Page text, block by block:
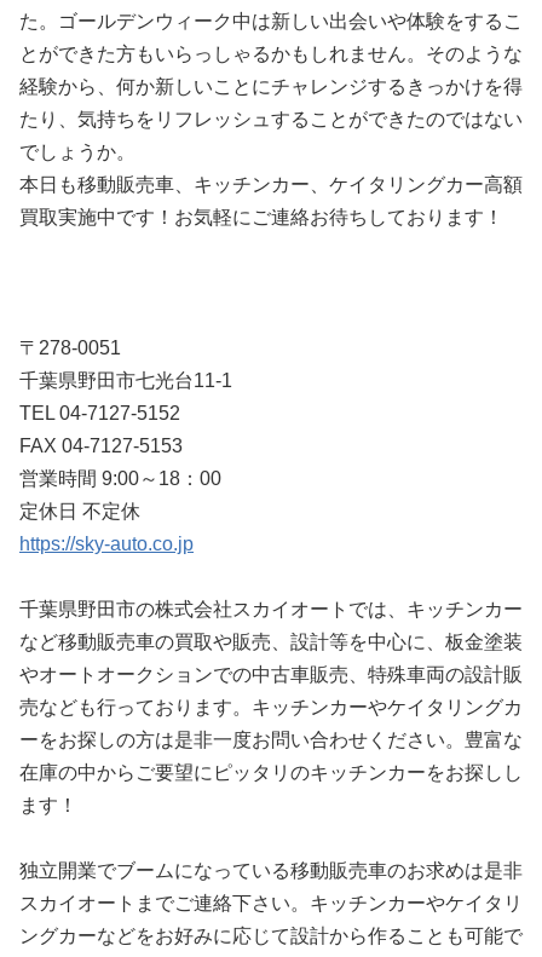
た。ゴールデンウィーク中は新しい出会いや体験をするこ
とができた方もいらっしゃるかもしれません。そのような
経験から、何か新しいことにチャレンジするきっかけを得
たり、気持ちをリフレッシュすることができたのではない
でしょうか。
本日も移動販売車、キッチンカー、ケイタリングカー高額
買取実施中です！お気軽にご連絡お待ちしております！
〒278-0051
千葉県野田市七光台11-1
TEL 04-7127-5152
FAX 04-7127-5153
営業時間 9:00～18：00
定休日 不定休
https://sky-auto.co.jp
千葉県野田市の株式会社スカイオートでは、キッチンカー
など移動販売車の買取や販売、設計等を中心に、板金塗装
やオートオークションでの中古車販売、特殊車両の設計販
売なども行っております。キッチンカーやケイタリングカ
ーをお探しの方は是非一度お問い合わせください。豊富な
在庫の中からご要望にピッタリのキッチンカーをお探しし
ます！
独立開業でブームになっている移動販売車のお求めは是非
スカイオートまでご連絡下さい。キッチンカーやケイタリ
ングカーなどをお好みに応じて設計から作ることも可能で